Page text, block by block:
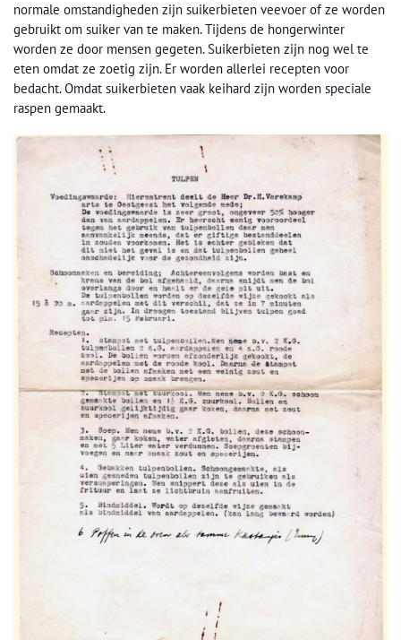
normale omstandigheden zijn suikerbieten veevoer of ze worden
gebruikt om suiker van te maken. Tijdens de hongerwinter
worden ze door mensen gegeten. Suikerbieten zijn nog wel te
eten omdat ze zoetig zijn. Er worden allerlei recepten voor
bedacht. Omdat suikerbieten vaak keihard zijn worden speciale
raspen gemaakt.